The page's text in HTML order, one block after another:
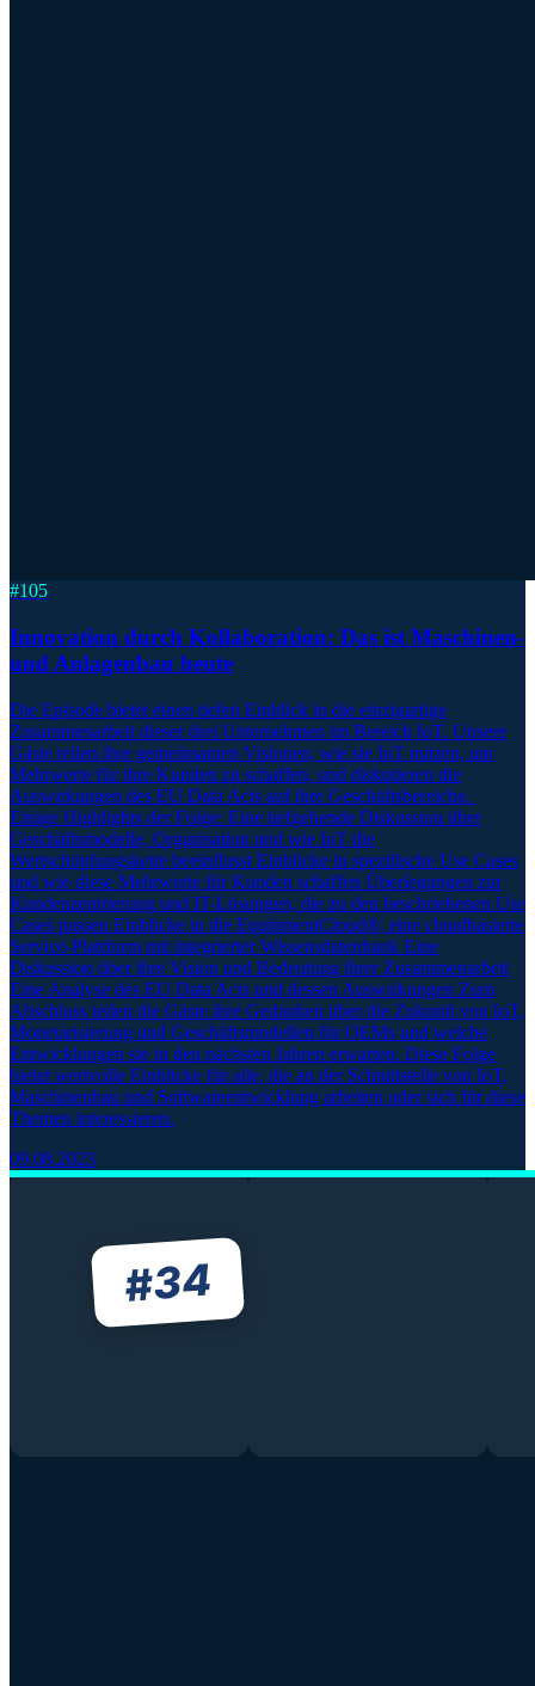
#105
Innovation durch Kollaboration: Das ist Maschinen-
und Anlagenbau heute
Die Episode bietet einen tiefen Einblick in die einzigartige
Zusammenarbeit dieser drei Unternehmen im Bereich IoT. Unsere
Gäste teilen ihre gemeinsamen Visionen, wie sie IoT nutzen, um
Mehrwerte für ihre Kunden zu schaffen, und diskutieren die
Auswirkungen des EU Data Acts auf ihre Geschäftsbereiche.
Einige Highlights der Folge: Eine tiefgehende Diskussion über
Geschäftsmodelle, Organisation und wie IoT die
Wertschöpfungskette beeinflusst Einblicke in spezifische Use Cases
und wie diese Mehrwerte für Kunden schaffen Überlegungen zur
Kundenzentrierung und IT-Lösungen, die zu den beschriebenen Use
Cases passen Einblicke in die EquipmentCloud®, eine cloudbasierte
Service-Plattform mit integrierter Wissensdatenbank Eine
Diskussion über ihre Vision und Bedeutung ihrer Zusammenarbeit
Eine Analyse des EU Data Acts und dessen Auswirkungen Zum
Abschluss teilen die Gäste ihre Gedanken über die Zukunft von IoT,
Monetarisierung und Geschäftsmodellen für OEMs und welche
Entwicklungen sie in den nächsten Jahren erwarten. Diese Folge
bietet wertvolle Einblicke für alle, die an der Schnittstelle von IoT,
Maschinenbau und Softwareentwicklung arbeiten oder sich für diese
Themen interessieren.
09.08.2023
#34